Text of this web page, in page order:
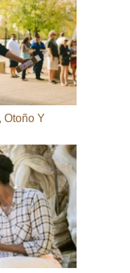
Otoño Y